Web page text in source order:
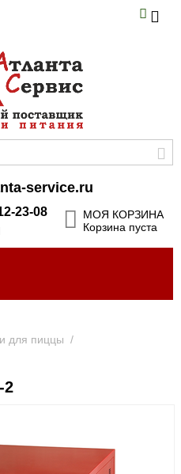
service.ru
23-08
МОЯ КОРЗИНА
Корзина пуста
для пиццы /
2